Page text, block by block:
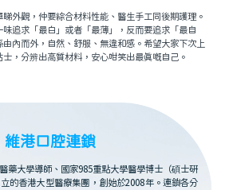
觀，仲要綜合材料性能、醫生手工同後期護理。
追求「最白」或者「最薄」，反而要追求「最自
內而外，自然、舒服、無違和感。希望大家下次上
，分辨出高質材料，安心咁笑出最真嘅自己。
維港口腔連鎖
藥大學導師、國家985重點大學醫學博士（碩士研
的香港大型醫療集團，創始於2008年。連鎖各分